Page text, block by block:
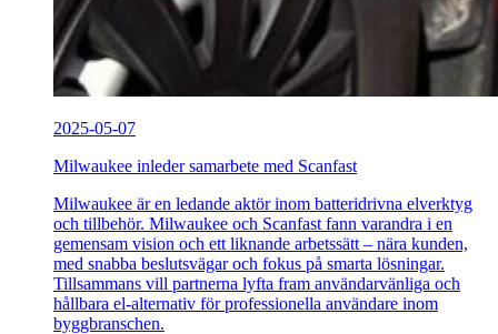
2025-05-07
Milwaukee inleder samarbete med Scanfast
Milwaukee är en ledande aktör inom batteridrivna elverktyg
och tillbehör. Milwaukee och Scanfast fann varandra i en
gemensam vision och ett liknande arbetssätt – nära kunden,
med snabba beslutsvägar och fokus på smarta lösningar.
Tillsammans vill partnerna lyfta fram användarvänliga och
hållbara el-alternativ för professionella användare inom
byggbranschen.